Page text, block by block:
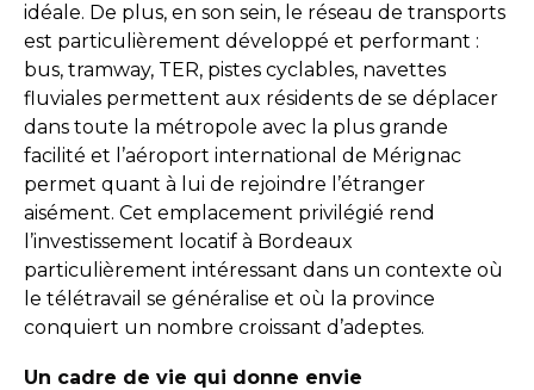
idéale. De plus, en son sein, le réseau de transports
est particulièrement développé et performant :
bus, tramway, TER, pistes cyclables, navettes
fluviales permettent aux résidents de se déplacer
dans toute la métropole avec la plus grande
facilité et l’aéroport international de Mérignac
permet quant à lui de rejoindre l’étranger
aisément. Cet emplacement privilégié rend
l’investissement locatif à Bordeaux
particulièrement intéressant dans un contexte où
le télétravail se généralise et où la province
conquiert un nombre croissant d’adeptes.
Un cadre de vie qui donne envie